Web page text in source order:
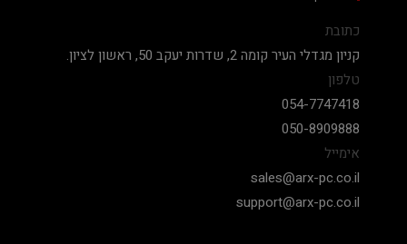
כתובת
קניון מגדלי העיר קומה 2, שדרות יעקב 50, ראשון לציון.
טלפון
054-7747418
050-8909888
אימייל
sales@arx-pc.co.il
support@arx-pc.co.il